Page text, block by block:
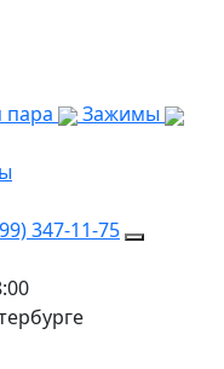
пара
Зажимы
347-11-75